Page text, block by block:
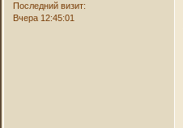
Последний визит:
Вчера 12:45:01